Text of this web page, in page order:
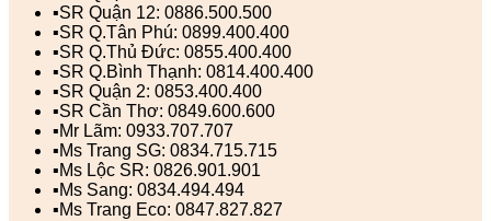
▪️SR Quận 12: 0886.500.500
▪️SR Q.Tân Phú: 0899.400.400
▪️SR Q.Thủ Đức: 0855.400.400
▪️SR Q.Bình Thạnh: 0814.400.400
▪️SR Quận 2: 0853.400.400
▪️SR Cần Thơ: 0849.600.600
▪️Mr Lãm: 0933.707.707
▪️Ms Trang SG: 0834.715.715
▪️Ms Lộc SR: 0826.901.901
▪️Ms Sang: 0834.494.494
▪️Ms Trang Eco: 0847.827.827